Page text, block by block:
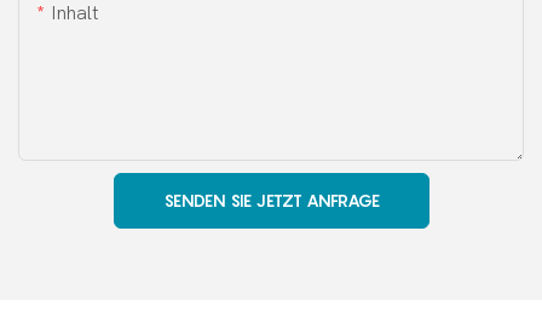
Inhalt
SENDEN SIE JETZT ANFRAGE